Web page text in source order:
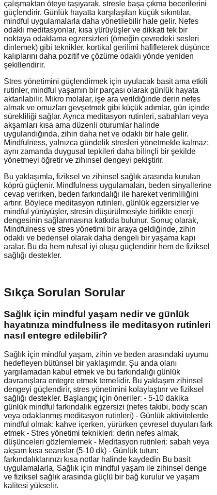
çalışmaktan öteye taşıyarak, stresle başa çıkma becerilerini
güçlendirir. Günlük hayatta karşılaşılan küçük sıkıntılar,
mindful uygulamalarla daha yönetilebilir hale gelir. Nefes
odaklı meditasyonlar, kısa yürüyüşler ve dikkati tek bir
noktaya odaklama egzersizleri (örneğin çevredeki sesleri
dinlemek) gibi teknikler, kortikal gerilimi hafifleterek düşünce
kalıplarını daha pozitif ve çözüme odaklı yönde yeniden
şekillendirir.
Stres yönetimini güçlendirmek için uyulacak basit ama etkili
rutinler, mindful yaşamın bir parçası olarak günlük hayata
aktarılabilir. Mikro molalar, işe ara verildiğinde derin nefes
almak ve omuzları gevşetmek gibi küçük adımlar, gün içinde
sürekliliği sağlar. Ayrıca meditasyon rutinleri, sabahları veya
akşamları kısa ama düzenli oturumlar halinde
uygulandığında, zihin daha net ve odaklı bir hale gelir.
Mindfulness, yalnızca gündelik stresleri yönetmekle kalmaz;
aynı zamanda duygusal tepkileri daha bilinçli bir şekilde
yönetmeyi öğretir ve zihinsel dengeyi pekiştirir.
Bu yaklaşımla, fiziksel ve zihinsel sağlık arasında kurulan
köprü güçlenir. Mindfulness uygulamaları, beden sinyallerine
cevap verirken, beden farkındalığı ile hareket verimliliğini
artırır. Böylece meditasyon rutinleri, günlük egzersizler ve
mindful yürüyüşler, stresin düşürülmesiyle birlikte enerji
dengesinin sağlanmasına katkıda bulunur. Sonuç olarak,
Mindfulness ve stres yönetimi bir araya geldiğinde, zihin
odaklı ve bedensel olarak daha dengeli bir yaşama kapı
aralar. Bu da hem ruhsal iyi oluşu güçlendirir hem de fiziksel
sağlığı destekler.
Sıkça Sorulan Sorular
Sağlık için mindful yaşam nedir ve günlük
hayatınıza mindfulness ile meditasyon rutinleri
nasıl entegre edilebilir?
Sağlık için mindful yaşam, zihin ve beden arasındaki uyumu
hedefleyen bütünsel bir yaklaşımdır. Şu anda olanı
yargılamadan kabul etmek ve bu farkındalığı günlük
davranışlara entegre etmek temelidir. Bu yaklaşım zihinsel
dengeyi güçlendirir, stres yönetimini kolaylaştırır ve fiziksel
sağlığı destekler. Başlangıç için öneriler: - 5-10 dakika
günlük mindful farkındalık egzersizi (nefes takibi, body scan
veya odaklanmış meditasyon rutinleri) - Günlük aktivitelerde
mindful olmak: kahve içerken, yürürken çevresel duyuları fark
etmek - Stres yönetimi teknikleri: derin nefes almak,
düşünceleri gözlemlemek - Meditasyon rutinleri: sabah veya
akşam kısa seanslar (5-10 dk) - Günlük tutun:
farkındalıklarınızı kısa notlar halinde kaydedin Bu basit
uygulamalarla, Sağlık için mindful yaşam ile zihinsel denge
ve fiziksel sağlık arasında güçlü bir bağ kurulur ve yaşam
kalitesi yükselir.